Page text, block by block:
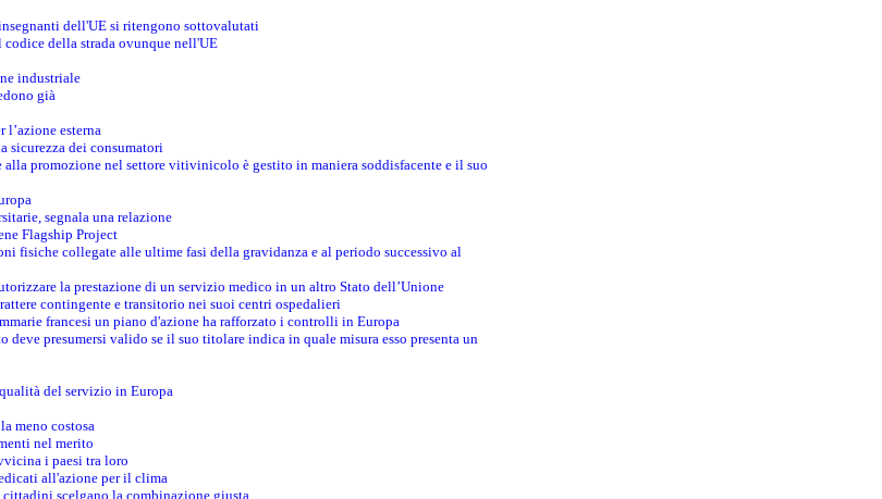
dell'UE si ritengono sottovalutati
codice della strada ovunque nell'UE
industriale
già
esterna
sicurezza dei consumatori
promozione nel settore vitivinicolo è gestito in maniera soddisfacente e il suo
segnala una relazione
Flagship Project
fisiche collegate alle ultime fasi della gravidanza e al periodo successivo al
la prestazione di un servizio medico in un altro Stato dell’Unione
contingente e transitorio nei suoi centri ospedalieri
francesi un piano d'azione ha rafforzato i controlli in Europa
presumersi valido se il suo titolare indica in quale misura esso presenta un
del servizio in Europa
meno costosa
nel merito
i paesi tra loro
all'azione per il clima
scelgano la combinazione giusta.